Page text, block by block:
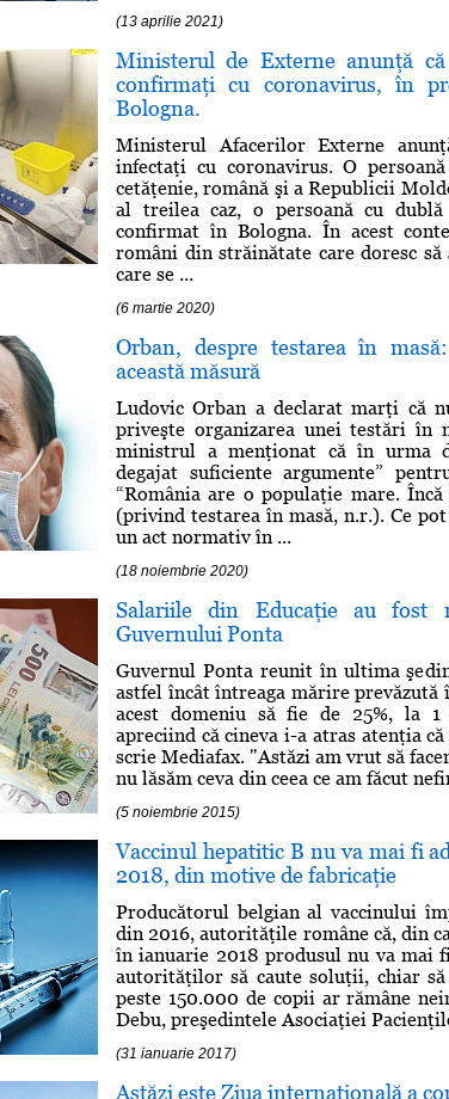
(13 aprilie 2021)
Ministerul de Externe anunţă
confirmaţi cu coronavirus, în
Bologna.
Ministerul Afacerilor Externe
infectaţi cu coronavirus. O
cetăţenie, română şi a Republicii
al treilea caz, o persoană cu
confirmat în Bologna. În acest
români din străinătate care doresc
care se ...
(6 martie 2020)
Orban, despre testarea în
această măsură
Ludovic Orban a declarat marţi că
priveşte organizarea unei testări în
ministrul a menţionat că în urma
degajat suficiente argumente”
“România are o populaţie mare.
(privind testarea în masă, n.r.). Ce
un act normativ în ...
(18 noiembrie 2020)
Salariile din Educaţie au fost
Guvernului Ponta
Guvernul Ponta reunit în ultima
astfel încât întreaga mărire prevăzută
acest domeniu să fie de 25%, la 1
apreciind că cineva i-a atras atenţia
scrie Mediafax. "Astăzi am vrut să
nu lăsăm ceva din ceea ce am făcut
(5 noiembrie 2015)
Vaccinul hepatitic B nu va mai fi
2018, din motive de fabricaţie
Producătorul belgian al vaccinului
din 2016, autorităţile române că, din
în ianuarie 2018 produsul nu va mai
autorităţilor să caute soluţii, chiar
peste 150.000 de copii ar rămâne
Debu, preşedintele Asociaţiei
(31 ianuarie 2017)
Astăzi este Ziua internaţională a